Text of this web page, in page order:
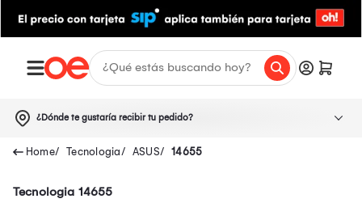
¿Dónde te gustaría recibir tu pedido?
Tecnologia ASUS 14655
Tecnologia 14655